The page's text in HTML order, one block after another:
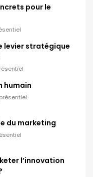
pour le
levier stratégique
humain
du marketing
l’innovation